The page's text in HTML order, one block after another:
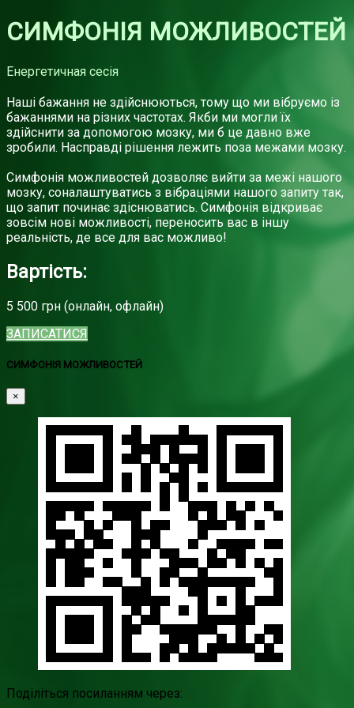
СИМФОНІЯ МОЖЛИВОСТЕЙ
Енергетичная сесія
Наші бажання не здійснюються, тому що ми вібруємо із
бажаннями на різних частотах. Якби ми могли їх
здійснити за допомогою мозку, ми б це давно вже
зробили. Насправді рішення лежить поза межами мозку.
Симфонія можливостей дозволяє вийти за межі нашого
мозку, соналаштуватись з вібраціями нашого запиту так,
що запит починає здіснюватись. Симфонія відкриває
зовсім нові можливості, переносить вас в іншу
реальність, де все для вас можливо!
Вартість:
5 500 грн (онлайн, офлайн)
ЗАПИСАТИСЯ
СИМФОНІЯ МОЖЛИВОСТЕЙ
×
Поділіться посиланням через: